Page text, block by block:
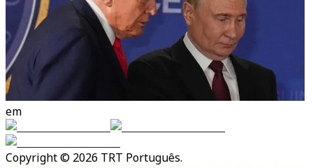
em
Copyright © 2026 TRT Português.